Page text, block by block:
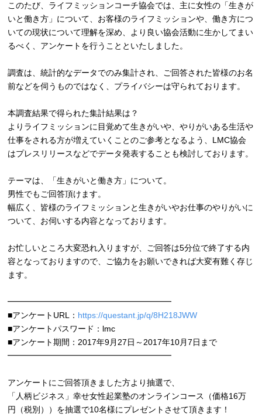
このたび、ライフミッションコーチ協会では、主に女性の「生きが
いと働き方」について、お客様のライフミッションや、働き方につ
いての現状について理解を深め、より良い協会活動に生かしてまい
るべく、アンケートを行うことといたしました。
調査は、統計的なデータでのみ集計され、ご回答された皆様のお名
前などを伺うものではなく、プライバシーは守られております。
本調査結果で得られた集計結果は？
よりライフミッションに目覚めて生きがいや、やりがいある生活や
仕事をされる方が増えていくことのご参考となるよう、LMC協会
はプレスリリースなどでデータ発表することも検討しております。
テーマは、「生きがいと働き方」について。
男性でもご回答頂けます。
幅広く、皆様のライフミッションと生きがいやお仕事のやりがいに
ついて、お伺いする内容となっております。
お忙しいところ大変恐れ入りますが、ご回答は5分位で終了する内
容となっておりますので、ご協力をお願いできれば大変有難く存じ
ます。
━━━━━━━━━━━━━━━━━━━━
■アンケートURL： https://questant.jp/q/8H218JWW
■アンケートパスワード：lmc
■アンケート期間：2017年9月27日～2017年10月7日まで
━━━━━━━━━━━━━━━━━━━━
アンケートにご回答頂きました方より抽選で、
「人柄ビジネス」幸せ女性起業塾のオンラインコース（価格16万
円（税別））を抽選で10名様にプレゼントさせて頂きます！